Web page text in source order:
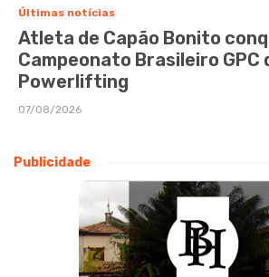
Últimas notícias
Atleta de Capão Bonito
Campeonato Brasileiro GPC
Powerlifting
07/08/2026
Publicidade